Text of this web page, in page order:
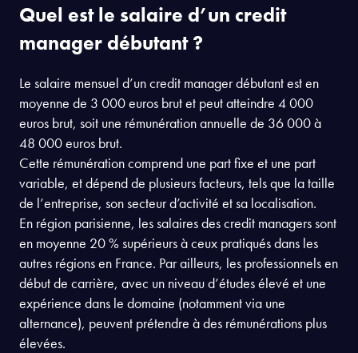
Quel est le salaire d’un credit
manager débutant ?
Le salaire mensuel d’un credit manager débutant est en
moyenne de 3 000 euros brut et peut atteindre 4 000
euros brut, soit une rémunération annuelle de 36 000 à
48 000 euros brut.
Cette rémunération comprend une part fixe et une part
variable, et dépend de plusieurs facteurs, tels que la taille
de l’entreprise, son secteur d’activité et sa localisation.
En région parisienne, les salaires des credit managers sont
en moyenne 20 % supérieurs à ceux pratiqués dans les
autres régions en France. Par ailleurs, les professionnels en
début de carrière, avec un niveau d’études élevé et une
expérience dans le domaine (notamment via une
alternance), peuvent prétendre à des rémunérations plus
élevées.